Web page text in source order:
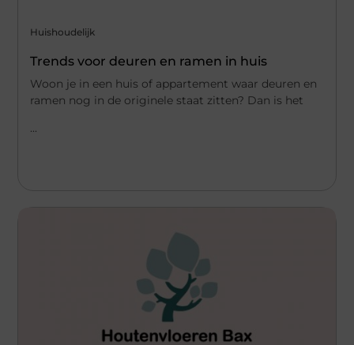
Huishoudelijk
Trends voor deuren en ramen in huis
Woon je in een huis of appartement waar deuren en
ramen nog in de originele staat zitten? Dan is het
...